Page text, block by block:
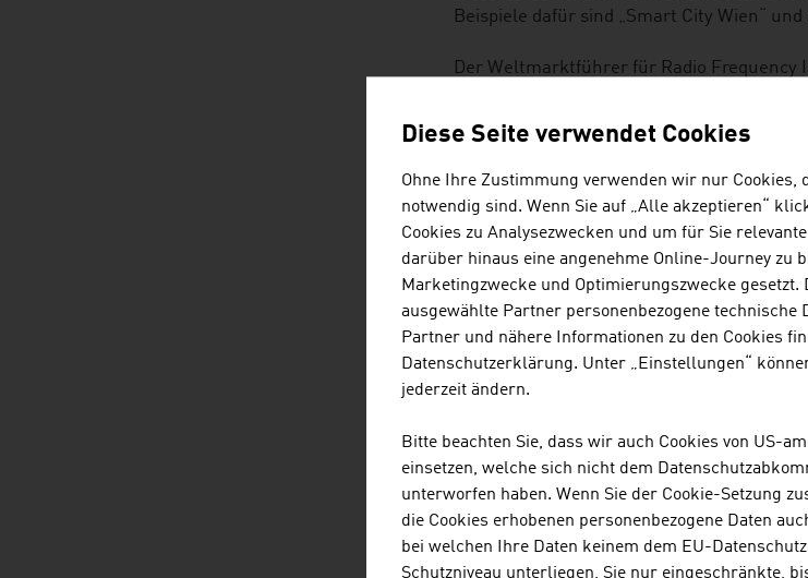
Beispiele dafür sind „Smart City Wien“
Der Weltmarktführer für Radio Frequency
Technologien kommt aus Österreich.
Anwendungen im Bereich „Smart City“
Verkehrsoptimierung. Innovative
Ausstiegssysteme sollen die Benutzung
einen Beitrag zum Thema „Green
Auch Sicherheit und
Leben in urbanen Räumen ergeben sich
Verkehrssysteme, Emissionen,
allen Bereichen sind innovative Produkte
listen downloads
DOWNLOADS
No. 157, Fresh View, Smart Cities,
Diese Seite verwendet Cookies
Ohne Ihre Zustimmung verwenden wir nur Cookies,
notwendig sind. Wenn Sie auf „Alle akzeptieren“
Cookies zu Analysezwecken und um für Sie
darüber hinaus eine angenehme Online-Journey zu
Marketingzwecke und Optimierungszwecke gesetzt.
ausgewählte Partner personenbezogene technische
Partner und nähere Informationen zu den Cookies
Datenschutzerklärung. Unter „Einstellungen“
jederzeit ändern.
Bitte beachten Sie, dass wir auch Cookies von US-
einsetzen, welche sich nicht dem
unterworfen haben. Wenn Sie der Cookie-Setzung
die Cookies erhobenen personenbezogene Daten
bei welchen Ihre Daten keinem dem EU-
Schutzniveau unterliegen, Sie nur eingeschränkte,